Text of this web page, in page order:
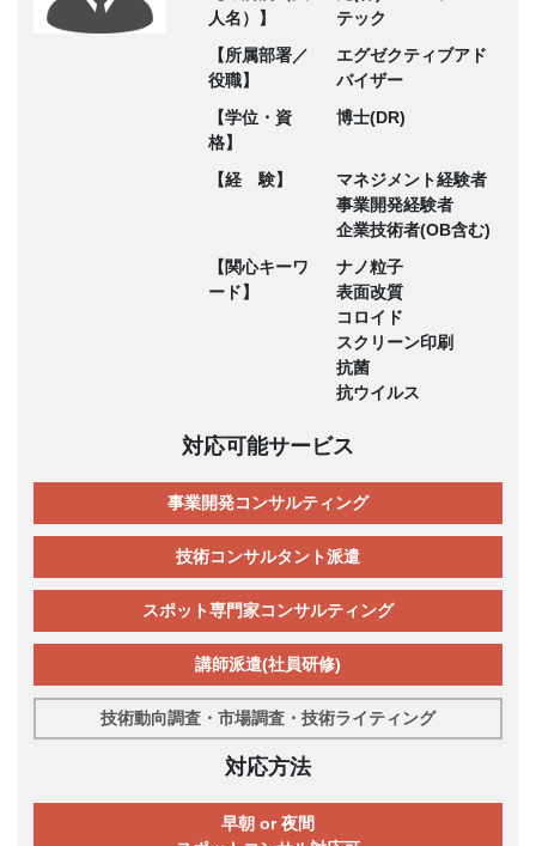
人名）】
テック
【所属部署／
役職】
エグゼクティブアド
バイザー
【学位・資
格】
博士(DR)
【経 験】
マネジメント経験者
事業開発経験者
企業技術者(OB含む)
【関心キーワ
ード】
ナノ粒子
表面改質
コロイド
スクリーン印刷
抗菌
抗ウイルス
対応可能サービス
事業開発コンサルティング
技術コンサルタント派遣
スポット専門家コンサルティング
講師派遣(社員研修)
技術動向調査・市場調査・技術ライティング
対応方法
早朝 or 夜間